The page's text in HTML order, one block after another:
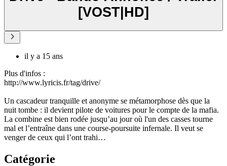
[VOST|HD]
il y a 15 ans
Plus d'infos :
http://www.lyricis.fr/tag/drive/
Un cascadeur tranquille et anonyme se métamorphose dès que la
nuit tombe : il devient pilote de voitures pour le compte de la mafia.
La combine est bien rodée jusqu’au jour où l'un des casses tourne
mal et l’entraîne dans une course-poursuite infernale. Il veut se
venger de ceux qui l’ont trahi…
Catégorie